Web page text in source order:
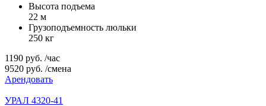
Высота подъема
22 м
Грузоподъемность люльки
250 кг
1190 руб. /час
9520 руб. /смена
Арендовать
УРАЛ 4320-41